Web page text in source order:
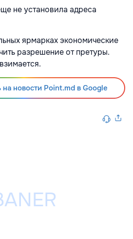
не установила адреса
ярмарках экономические
разрешение от претуры.
новости Point.md в Google